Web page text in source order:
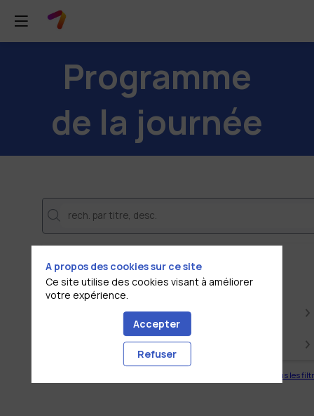
Programme
de la journée
29 juin
Effacer tous les
A propos des cookies sur ce site
Ce site utilise des cookies visant à améliorer
votre expérience.
Accepter
Refuser